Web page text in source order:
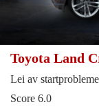
Toyota Land
Lei av
Score 6.0